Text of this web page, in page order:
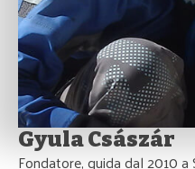
Gyula Császár
Fondatore, guida dal 2010 a